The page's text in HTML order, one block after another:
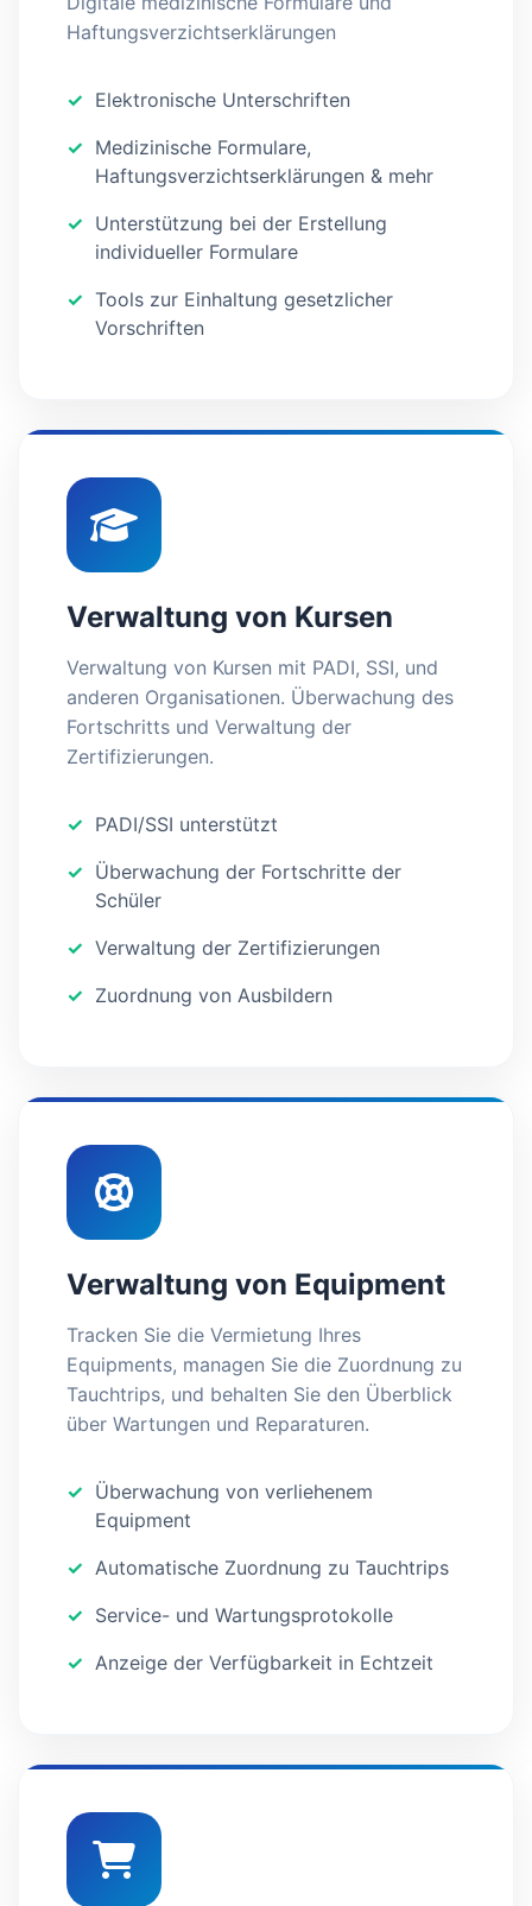
Haftungsverzichtserklärungen
Elektronische Unterschriften
Medizinische Formulare,
Haftungsverzichtserklärungen & mehr
Unterstützung bei der Erstellung
individueller Formulare
Tools zur Einhaltung gesetzlicher
Vorschriften
Verwaltung von Kursen
Verwaltung von Kursen mit PADI, SSI, und
anderen Organisationen. Überwachung des
Fortschritts und Verwaltung der
Zertifizierungen.
PADI/SSI unterstützt
Überwachung der Fortschritte der
Schüler
Verwaltung der Zertifizierungen
Zuordnung von Ausbildern
Verwaltung von Equipment
Tracken Sie die Vermietung Ihres
Equipments, managen Sie die Zuordnung zu
Tauchtrips, und behalten Sie den Überblick
über Wartungen und Reparaturen.
Überwachung von verliehenem
Equipment
Automatische Zuordnung zu Tauchtrips
Service- und Wartungsprotokolle
Anzeige der Verfügbarkeit in Echtzeit